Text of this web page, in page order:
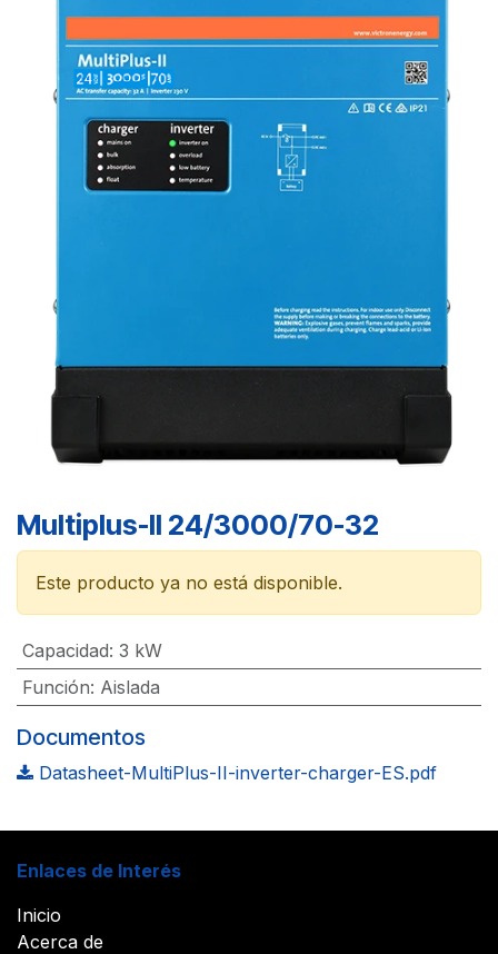
Multiplus-II 24/3000/70-32
Este producto ya no está disponible.
Capacidad: 3 kW
Función: Aislada
Documentos
Datasheet-MultiPlus-II-inverter-charger-ES.pdf
Enlaces de Interés
Inicio
Acerca de